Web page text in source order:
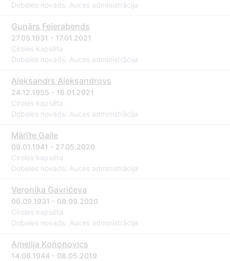
Dobeles novads: Auces administrācija
Gunārs Feierabends
27.05.1931 - 17.01.2021
Ciroles kapsēta
Dobeles novads: Auces administrācija
Aleksandrs Aleksandrovs
24.12.1955 - 16.01.2021
Ciroles kapsēta
Dobeles novads: Auces administrācija
Mārīte Gaile
09.01.1941 - 27.05.2020
Ciroles kapsēta
Dobeles novads: Auces administrācija
Veronika Gavričeva
06.09.1931 - 08.09.2020
Ciroles kapsēta
Dobeles novads: Auces administrācija
Amelija Kononovics
14.08.1944 - 08.05.2019